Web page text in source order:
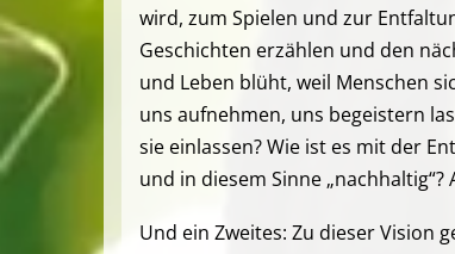
wird, zum Spielen und zur
Geschichten erzählen und den
und Leben blüht, weil Menschen
uns aufnehmen, uns begeistern
sie einlassen? Wie ist es mit der
und in diesem Sinne
Und ein Zweites: Zu dieser Vision